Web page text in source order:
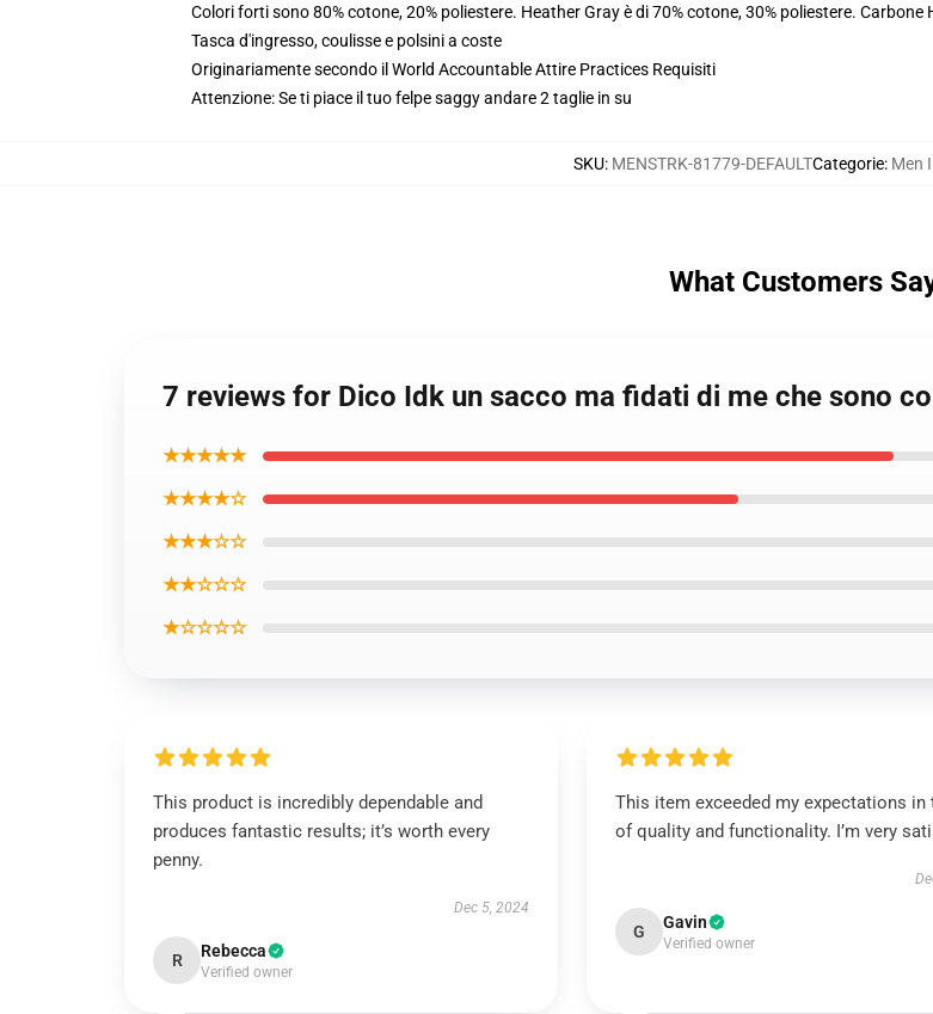
Colori forti sono 80% cotone, 20% poliestere. Heather Gray è di 70% cotone, 30% poliestere. Carbone
Tasca d'ingresso, coulisse e polsini a coste
Originariamente secondo il World Accountable Attire Practices Requisiti
Attenzione: Se ti piace il tuo felpe saggy andare 2 taglie in su
SKU: MENSTRK-81779-DEFAULTCategorie: Men
What Customers
7 reviews for Dico Idk un sacco ma fidati di me che sono
★★★★★
★★★★☆
★★★☆☆
★★☆☆☆
★☆☆☆☆
This product is incredibly dependable and
produces fantastic results; it’s worth every
penny.
Dec 5, 2024
R Rebecca
Verified owner
This item exceeded my expectations in
of quality and functionality. I’m very
G Gavin
Verified owner